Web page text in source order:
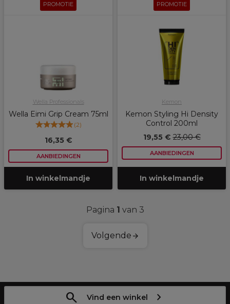
PROMOTIE
Wella Professionals
Wella Eimi Grip Cream 75ml
(2)
16,35 €
AANBIEDINGEN
In winkelmandje
PROMOTIE
Kemon
Kemon Styling Hi Density
Control 200ml
19,55 €23,00 €
AANBIEDINGEN
In winkelmandje
Pagina 1 van 3
Volgende
Vind een winkel